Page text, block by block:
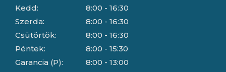
Kedd:
Szerda:
Csütörtök:
Péntek:
Garancia (P):
8:00 - 16:30
8:00 - 16:30
8:00 - 16:30
8:00 - 15:30
8:00 - 13:00